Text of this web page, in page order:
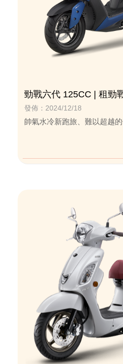
勁戰六代 125CC | 租勁
車
發佈：2024/12/18
帥氣水冷新跑旅、難以超越